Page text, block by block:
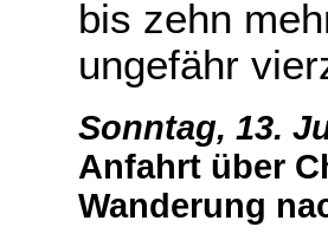
bis zehn
ungefähr
Sonntag, 13.
Anfahrt über
Wanderung